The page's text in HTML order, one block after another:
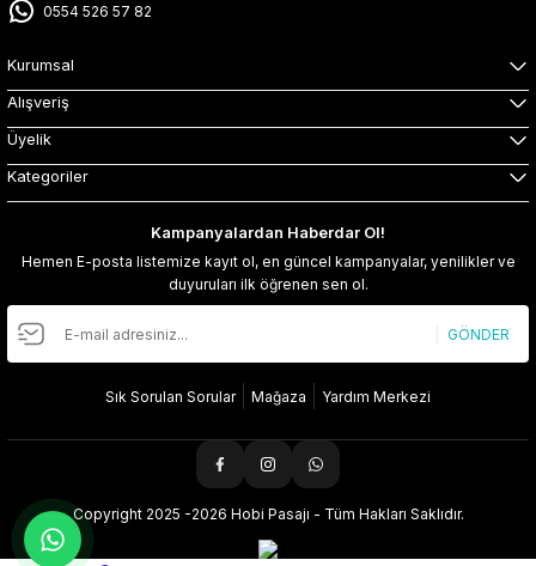
0554 526 57 82
Kurumsal
Alışveriş
Üyelik
Kategoriler
Kampanyalardan Haberdar Ol!
Hemen E-posta listemize kayıt ol, en güncel kampanyalar, yenilikler ve
duyuruları ilk öğrenen sen ol.
GÖNDER
Sık Sorulan Sorular Mağaza Yardım Merkezi
Copyright 2025 -2026 Hobi Pasajı - Tüm Hakları Saklıdır.